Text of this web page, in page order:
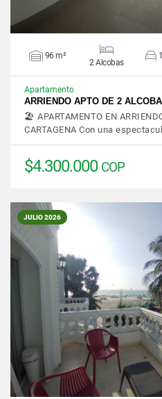
96 m²
2 Alcobas
Apartamento
ARRIENDO APTO DE 2
🏖️ APARTAMENTO EN
CARTAGENA Con una
$4.300.000 COP
JULIO 2026
VER